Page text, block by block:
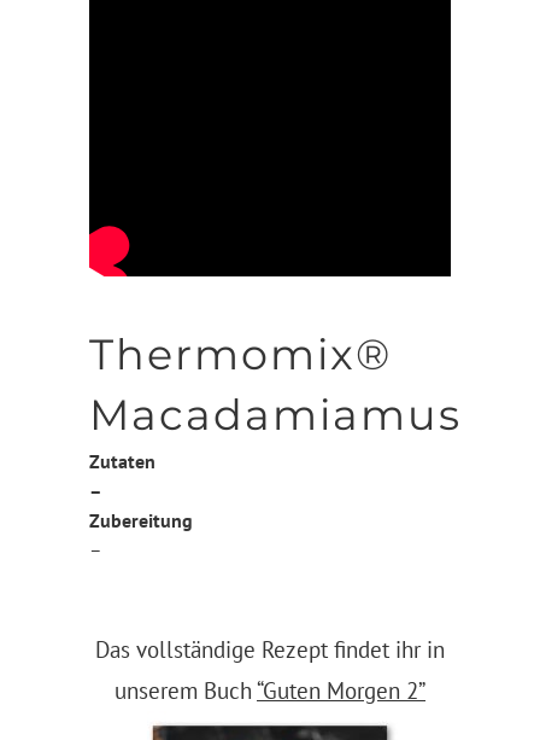
Thermomix®
Macadamiamus
Zutaten
–
Zubereitung
–
Das vollständige Rezept findet ihr in
unserem Buch “Guten Morgen 2”